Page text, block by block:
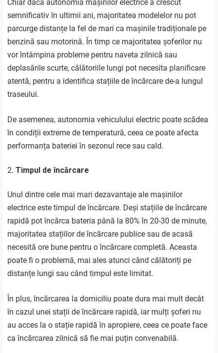
Chiar dacă autonomia mașinilor electrice a crescut
semnificativ în ultimii ani, majoritatea modelelor nu pot
parcurge distanțe la fel de mari ca mașinile tradiționale pe
benzină sau motorină. În timp ce majoritatea șoferilor nu
vor întâmpina probleme pentru naveta zilnică sau
deplasările scurte, călătoriile lungi pot necesita planificare
atentă, pentru a identifica stațiile de încărcare de-a lungul
traseului.
De asemenea, autonomia vehiculului electric poate scădea
în condiții extreme de temperatură, ceea ce poate afecta
performanța bateriei în sezonul rece sau cald.
Timpul de încărcare
Unul dintre cele mai mari dezavantaje ale mașinilor
electrice este timpul de încărcare. Deși stațiile de încărcare
rapidă pot încărca bateria până la 80% în 20-30 de minute,
majoritatea stațiilor de încărcare publice sau de acasă
necesită ore bune pentru o încărcare completă. Aceasta
poate fi o problemă, mai ales atunci când călătoriți pe
distanțe lungi sau când timpul este limitat.
În plus, încărcarea la domiciliu poate dura mai mult decât
în cazul unei stații de încărcare rapidă, iar mulți șoferi nu
au acces la o stație rapidă în apropiere, ceea ce poate face
ca încărcarea zilnică să fie mai puțin convenabilă.